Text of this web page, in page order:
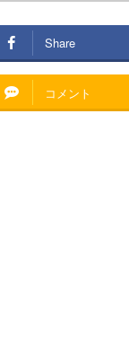
Share
コメント